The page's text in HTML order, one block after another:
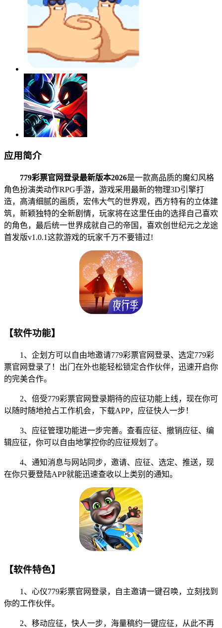
应用简介
779彩票官网登录最新版本2026是一款高品质的魔幻风格
角色扮演类动作RPG手游，游戏采用最新的物理3D引擎打
造，高清细腻的画质，宏伟大气的世界观，西方特有的立体建
筑，新颖独特的全新剧情，玩家将在这里任由的选择自己喜欢
的角色，最后统一世界成就自己的帝国，喜欢创世纪元之龙途
首发版v1.0.1这款游戏的玩家千万不要错过!
【软件功能】
1、企划方可以自由地邀请779彩票官网登录、选定779彩
票官网登录了！出门在外也能轻松锁定合作伙伴，迅速开启你
的完美合作。
2、倍受779彩票官网登录期待的应征功能上线，现在你可
以随时随地抢占工作机会，下载APP，应征快人一步！
3、应征管理功能进一步完善。查看应征、撤销应征、编
辑应征，你可以自由地掌控你的应征规划了。
4、通知消息与网站同步，邀请、应征、选定、推送，现
在你只要登陆APP就能迅速查收以上类别的通知。
【软件特色】
1、心仪779彩票官网登录，自主邀请一键召唤，立刻找到
你的工作伙伴。
2、移动应征，快人一步，海量稿约一键应征，从此不再